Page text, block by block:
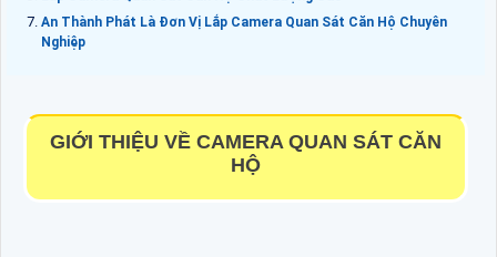
An Thành Phát Là Đơn Vị Lắp Camera Quan Sát Căn Hộ Chuyên
Nghiệp
GIỚI THIỆU VỀ CAMERA QUAN SÁT CĂN
HỘ